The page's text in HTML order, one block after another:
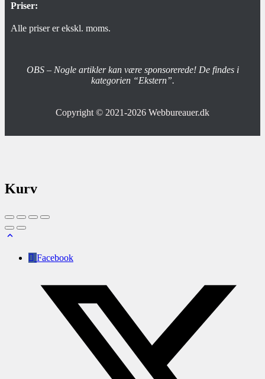
Priser:
Alle priser er ekskl. moms.
OBS – Nogle artikler kan være sponsorerede! De findes i
kategorien “Ekstern”.
Copyright © 2021-2026 Webbureauer.dk
Kurv
Facebook